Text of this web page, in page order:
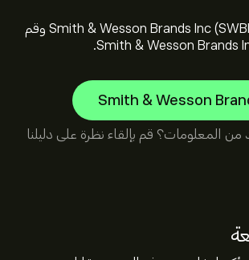
ابحث في صفحة Smith & Wesson Brands Inc (SWBI) وقم
المعلومات؟ قم بإلقاء نظرة على دليلنا